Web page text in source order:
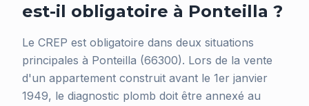
est-il obligatoire à Ponteilla ?
Le CREP est obligatoire dans deux situations
principales à Ponteilla (66300). Lors de la vente
d'un appartement construit avant le 1er janvier
1949, le diagnostic plomb doit être annexé au